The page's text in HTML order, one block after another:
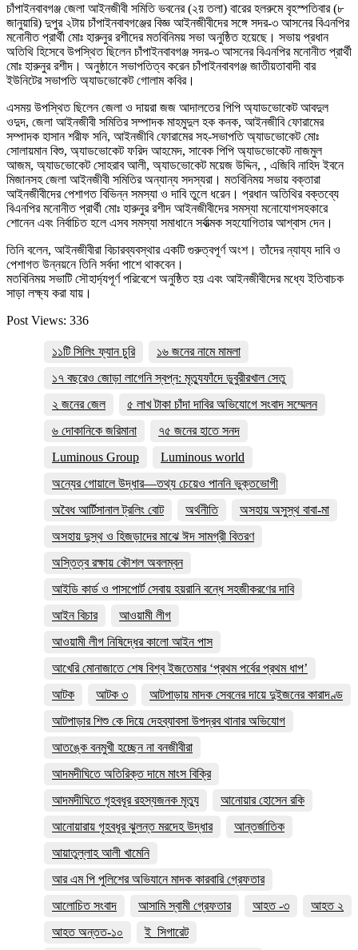
চাঁপাইনবাবগঞ্জ জেলা আইনজীবী সমিতি ভবনের (২য় তলা) বারের হলরুমে বৃহস্পতিবার (৮
জানুয়ারি) দুপুর ২টায় চাঁপাইনবাবগঞ্জের বিজ্ঞ আইনজীবীদের সঙ্গে সদর-৩ আসনের বিএনপির
মনোনীত প্রার্থী মোঃ হারুনুর রশীদের মতবিনিময় সভা অনুষ্ঠিত হয়েছে। সভায় প্রধান
অতিথি হিসেবে উপস্থিত ছিলেন চাঁপাইনবাবগঞ্জ সদর-৩ আসনের বিএনপির মনোনীত প্রার্থী
মোঃ হারুনুর রশীদ। অনুষ্ঠানে সভাপতিত্ব করেন চাঁপাইনবাবগঞ্জ জাতীয়তাবাদী বার
ইউনিটের সভাপতি অ্যাডভোকেট গোলাম কবির।
এসময় উপস্থিত ছিলেন জেলা ও দায়রা জজ আদালতের পিপি অ্যাডভোকেট আবদুল
ওদুদ, জেলা আইনজীবী সমিতির সম্পাদক মাহমুদুল হক কনক, আইনজীবি ফোরামের
সম্পাদক হাসান শরীফ সনি, আইনজীবি ফোরামের সহ-সভাপতি অ্যাডভোকেট মোঃ
সোলায়মান বিশু, অ্যাডভোকেট ফরিদ আহমেদ, সাবেক পিপি অ্যাডভোকেট নাজমুল
আজম, অ্যাডভোকেট সোহরাব আলী, অ্যাডভোকেট ময়েজ উদ্দিন, , এজিবি নাহিদ ইবনে
মিজানসহ জেলা আইনজীবী সমিতির অন্যান্য সদস্যরা। মতবিনিময় সভায় বক্তারা
আইনজীবীদের পেশাগত বিভিন্ন সমস্যা ও দাবি তুলে ধরেন। প্রধান অতিথির বক্তব্যে
বিএনপির মনোনীত প্রার্থী মোঃ হারুনুর রশীদ আইনজীবীদের সমস্যা মনোযোগসহকারে
শোনেন এবং নির্বাচিত হলে এসব সমস্যা সমাধানে সর্বাত্মক সহযোগিতার আশ্বাস দেন।
তিনি বলেন, আইনজীবীরা বিচারব্যবস্থার একটি গুরুত্বপূর্ণ অংশ। তাঁদের ন্যায্য দাবি ও
পেশাগত উন্নয়নে তিনি সর্বদা পাশে থাকবেন।
মতবিনিময় সভাটি সৌহার্দ্যপূর্ণ পরিবেশে অনুষ্ঠিত হয় এবং আইনজীবীদের মধ্যে ইতিবাচক
সাড়া লক্ষ্য করা যায়।
Post Views: 336
১১টি সিলিং ফ্যান চুরি
১৬ জনের নামে মামলা
১৭ বছরেও জোড়া লাগেনি স্বপ্ন: মৃত্যুফাঁদে ডুবুরীরখাল সেতু
২ জনের জেল
৫ লাখ টাকা চাঁদা দাবির অভিযোগে সংবাদ সম্মেলন
৬ দোকানিকে জরিমানা
৭৫ জনের হাতে সনদ
Luminous Group
Luminous world
অন্যের গোয়ালে উদ্ধার—তথ্য চেয়েও পাননি ভুক্তভোগী
অবৈধ আর্টিসানাল ট্রলিং বোট
অর্থনীতি
অসহায় অসুস্থ বাবা-মা
অসহায় দুস্থ ও হিজড়াদের মাঝে ঈদ সামগ্রী বিতরণ
অস্তিত্ব রক্ষায় কৌশল অবলম্বন
আইডি কার্ড ও পাসপোর্ট সেবায় হয়রানি বন্ধে সহজীকরণের দাবি
আইন বিচার
আওয়ামী লীগ
আওয়ামী লীগ নিষিদ্ধের কালো আইন পাস
আখেরি মোনাজাতে শেষ বিশ্ব ইজতেমার ‘প্রথম পর্বের প্রথম ধাপ’
আটক
আটক ৩
আটপাড়ায় মাদক সেবনের দায়ে দুইজনের কারাদণ্ড
আটপাড়ার শিশু কে দিয়ে দেহব্যাবসা উপদ্রব থানার অভিযোগ
আতঙ্কে বনমুখী হচ্ছেন না বনজীবীরা
আদমদীঘিতে অতিরিক্ত দামে মাংস বিক্রি
আদমদীঘিতে গৃহবধূর রহস্যজনক মৃত্যু
আনোয়ার হোসেন রকি
আনোয়ারায় গৃহবধূর ঝুলন্ত মরদেহ উদ্ধার
আন্তর্জাতিক
আয়াতুল্লাহ আলী খামেনি
আর এম পি পুলিশের অভিযানে মাদক কারবারি গ্রেফতার
আলোচিত সংবাদ
আসামি স্বামী গ্রেফতার আহত -৩
আহত ২
আহত অন্তত-১০
ই_সিগারেট